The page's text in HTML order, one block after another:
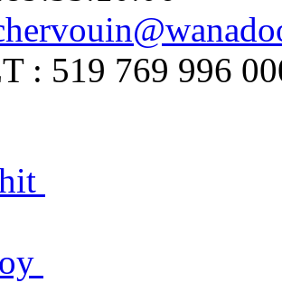
: 519 769 996